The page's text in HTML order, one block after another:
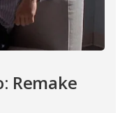
Remake